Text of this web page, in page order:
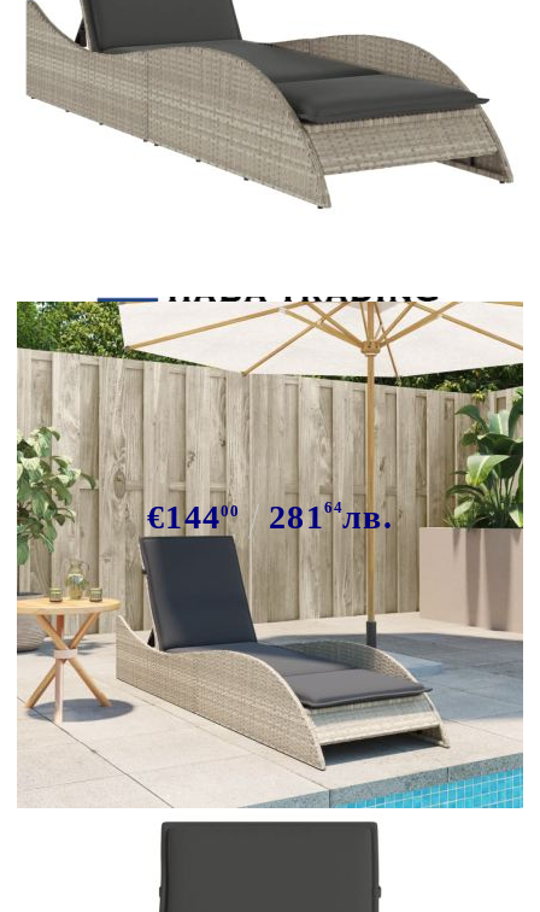
Шезлонг с възглавница,
светлосив, 60x205x73 см,
полиратан
€14400 28164лв.
В наличност: 74 бр.
Време за доставка: 5 до 9 дни
Безплатна доставка до адрес при плащане по банков път
Тъмносив
PE ратан, прахово боядисана
55 x 199 x 3 см (Ш x Д x